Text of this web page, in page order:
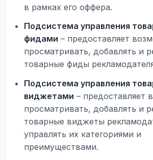
в рамках его оффера.
Подсистема управления
фидами – предоставляет
просматривать, добавлять и
товарные фиды
Подсистема управления
виджетами – предоставляет
просматривать, добавлять и
товарные виджеты
управлять их категориями и
преимуществами.